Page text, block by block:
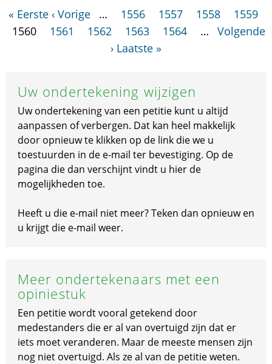
« Eerste ‹ Vorige … 1556 1557 1558
1559
1560
1561 1562 1563 1564 …
Volgende
› Laatste »
Uw ondertekening wijzigen
Uw ondertekening van een petitie kunt u altijd
aanpassen of verbergen. Dat kan heel makkelijk
door opnieuw te klikken op de link die we u
toestuurden in de e-mail ter bevestiging. Op de
pagina die dan verschijnt vindt u hier de
mogelijkheden toe.
Heeft u die e-mail niet meer? Teken dan opnieuw en
u krijgt die e-mail weer.
Meer ondertekenaars met een
opiniestuk
Een petitie wordt vooral getekend door
medestanders die er al van overtuigd zijn dat er
iets moet veranderen. Maar de meeste mensen zijn
nog niet overtuigd. Als ze al van de petitie weten.